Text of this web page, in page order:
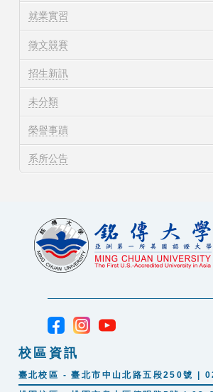
就業實習
徵文競賽
招生新訊
未分類
榮譽事蹟
系所公告
校區資訊
臺北校區 - 臺北市中山北路五段250號 |